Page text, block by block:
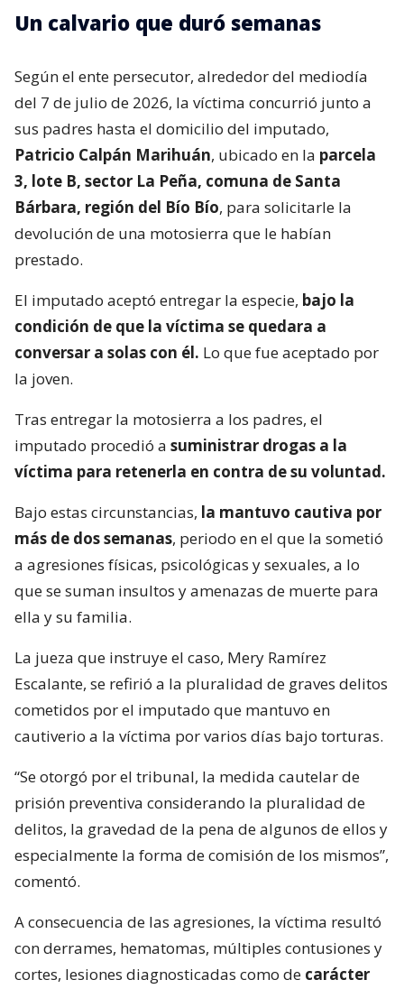
Un calvario que duró semanas
Según el ente persecutor, alrededor del mediodía
del 7 de julio de 2026, la víctima concurrió junto a
sus padres hasta el domicilio del imputado,
Patricio Calpán Marihuán, ubicado en la parcela
3, lote B, sector La Peña, comuna de Santa
Bárbara, región del Bío Bío, para solicitarle la
devolución de una motosierra que le habían
prestado.
El imputado aceptó entregar la especie, bajo la
condición de que la víctima se quedara a
conversar a solas con él. Lo que fue aceptado por
la joven.
Tras entregar la motosierra a los padres, el
imputado procedió a suministrar drogas a la
víctima para retenerla en contra de su voluntad.
Bajo estas circunstancias, la mantuvo cautiva por
más de dos semanas, periodo en el que la sometió
a agresiones físicas, psicológicas y sexuales, a lo
que se suman insultos y amenazas de muerte para
ella y su familia.
La jueza que instruye el caso, Mery Ramírez
Escalante, se refirió a la pluralidad de graves delitos
cometidos por el imputado que mantuvo en
cautiverio a la víctima por varios días bajo torturas.
“Se otorgó por el tribunal, la medida cautelar de
prisión preventiva considerando la pluralidad de
delitos, la gravedad de la pena de algunos de ellos y
especialmente la forma de comisión de los mismos”,
comentó.
A consecuencia de las agresiones, la víctima resultó
con derrames, hematomas, múltiples contusiones y
cortes, lesiones diagnosticadas como de carácter